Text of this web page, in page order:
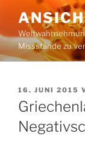
Inhalt
springen
Missstände zu
AM
16. JUNI 2015